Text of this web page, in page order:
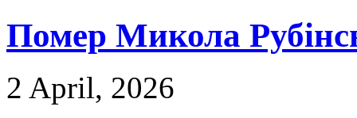
Помер Микола
2 April, 2026